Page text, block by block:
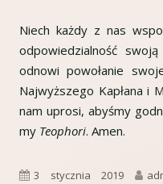
Niech każdy z nas
odpowiedzialność
odnowi powołanie
Najwyższego Kapłana i
nam uprosi, abyśmy
my Teophori. Amen.
Opublikowano
3 stycznia 2019